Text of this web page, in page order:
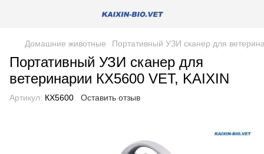
Домашние животные Портативный УЗИ сканер для
Портативный УЗИ сканер для
ветеринарии КХ5600 VET, KAIXIN
Артикул: КХ5600 Оставить отзыв